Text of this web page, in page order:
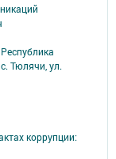
Тюлячи, ул.
коррупции: